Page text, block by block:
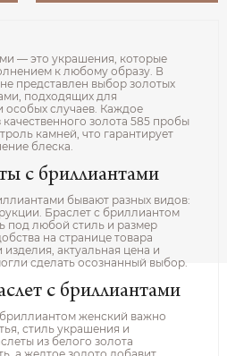
— это украшения, которые
к любому образу. В
представлен выбор золотых
подходящих для
случаев. Каждое
золота 585 пробы
камней, что гарантирует
блеска.
с бриллиантами
бывают разных видов:
Браслет с бриллиантом
под любой стиль и размер
на странице товара
изделия, актуальная цена и
сделать осознанный выбор.
с бриллиантами
женский важно
стиль украшения и
из белого золота